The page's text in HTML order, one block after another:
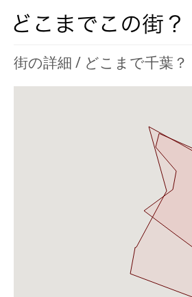
街の詳細 / どこまで千葉？